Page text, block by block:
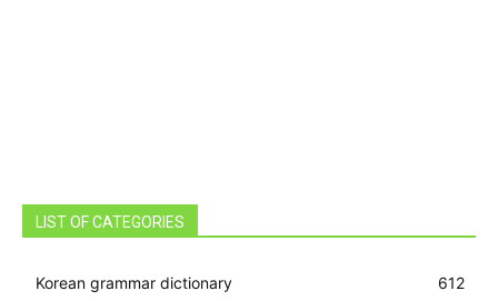
LIST OF CATEGORIES
Korean grammar dictionary
612